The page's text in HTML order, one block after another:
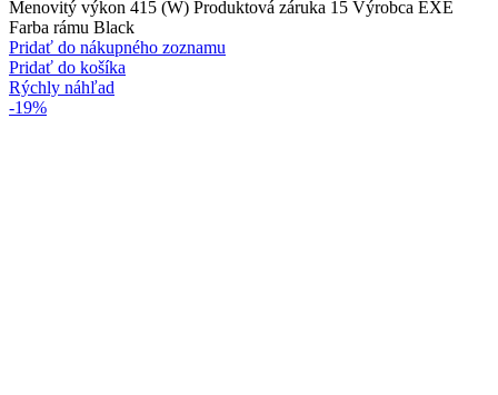
cena
bola:
2952,00 €.
cena
1950,00 €.
Menovitý výkon 415 (W) Produktová záruka 15 Výrobca EXE
Farba rámu Black
Pridať do nákupného zoznamu
Pridať do košíka
Rýchly náhľad
-19%